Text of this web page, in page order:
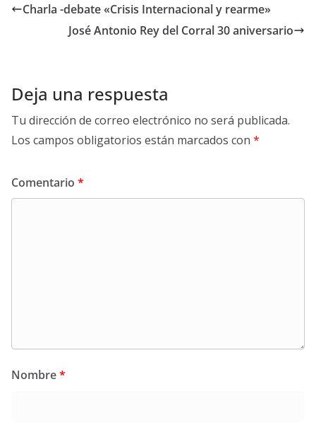
Charla -debate «Crisis Internacional y rearme»
José Antonio Rey del Corral 30 aniversario
Deja una respuesta
Tu dirección de correo electrónico no será publicada.
Los campos obligatorios están marcados con *
Comentario *
Nombre*